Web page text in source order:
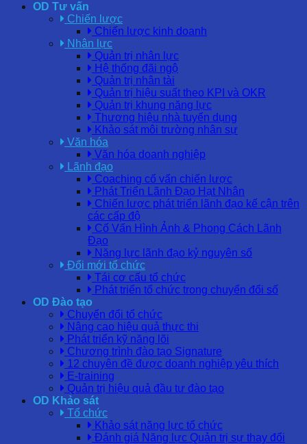
OD Tư vấn
Chiến lược
Chiến lược kinh doanh
Nhân lực
Quản trị nhân lực
Hệ thống đãi ngộ
Quản trị nhân tài
Quản trị hiệu suất theo KPI và OKR
Quản trị khung năng lực
Thương hiệu nhà tuyển dụng
Khảo sát môi trường nhân sự
Văn hóa
Văn hóa doanh nghiệp
Lãnh đạo
Coaching cố vấn chiến lược
Phát Triển Lãnh Đạo Hạt Nhân
Chiến lược phát triển lãnh đạo kế cận trên
các cấp độ
Cố Vấn Hình Ảnh & Phong Cách Lãnh
Đạo
Năng lực lãnh đạo kỷ nguyên số
Đổi mới tổ chức
Tái cơ cấu tổ chức
Phát triển tổ chức trong chuyển đổi số
OD Đào tạo
Chuyển đổi tổ chức
Nâng cao hiệu quả thực thi
Phát triển kỹ năng lõi
Chương trình đào tạo Signature
12 chuyên đề được doanh nghiệp yêu thích
E-training
Quản trị hiệu quả đầu tư đào tạo
OD Khảo sát
Tổ chức
Khảo sát năng lực tổ chức
Đánh giá Năng lực Quản trị sự thay đổi